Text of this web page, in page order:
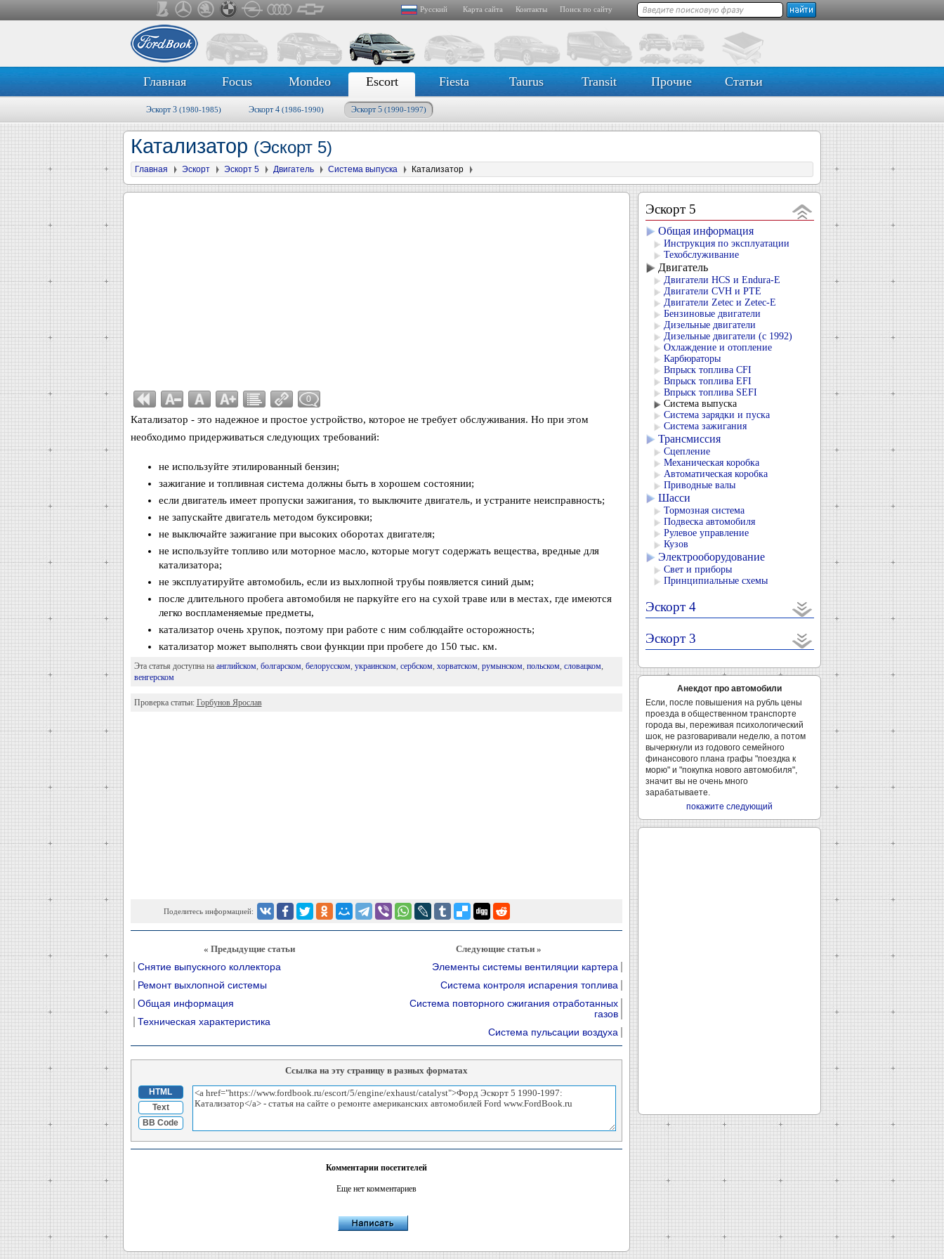
Русский Карта сайта Контакты Поиск по сайту
Главная Focus Mondeo Escort Fiesta Taurus Transit Прочие Статьи
Эскорт 3 (1980-1985) Эскорт 4 (1986-1990) Эскорт 5 (1990-1997)
Катализатор (Эскорт 5)
Главная Эскорт Эскорт 5 Двигатель Система выпуска Катализатор
0
Катализатор - это надежное и простое устройство, которое не требует обслуживания. Но при этом
необходимо придерживаться следующих требований:
не используйте этилированный бензин;
зажигание и топливная система должны быть в хорошем состоянии;
если двигатель имеет пропуски зажигания, то выключите двигатель, и устраните неисправность;
не запускайте двигатель методом буксировки;
не выключайте зажигание при высоких оборотах двигателя;
не используйте топливо или моторное масло, которые могут содержать вещества, вредные для
катализатора;
не эксплуатируйте автомобиль, если из выхлопной трубы появляется синий дым;
после длительного пробега автомобиля не паркуйте его на сухой траве или в местах, где имеются
легко воспламеняемые предметы,
катализатор очень хрупок, поэтому при работе с ним соблюдайте осторожность;
катализатор может выполнять свои функции при пробеге до 150 тыс. км.
Эта статья доступна на английском, болгарском, белорусском, украинском, сербском, хорватском, румынском, польском, словацком,
венгерском
Проверка статьи: Горбунов Ярослав
Поделитесь информацией:
« Предыдущие статьи
Снятие выпускного коллектора
Ремонт выхлопной системы
Общая информация
Техническая характеристика
Следующие статьи »
Элементы системы вентиляции картера
Система контроля испарения топлива
Система повторного сжигания отработанных
газов
Система пульсации воздуха
Ссылка на эту страницу в разных форматах
HTML
Text
BB Code
Комментарии посетителей
Еще нет комментариев
Эскорт 5
Общая информация
Инструкция по эксплуатации
Техобслуживание
Двигатель
Двигатели HCS и Endura-E
Двигатели CVH и РТЕ
Двигатели Zetec и Zetec-E
Бензиновые двигатели
Дизельные двигатели
Дизельные двигатели (с 1992)
Охлаждение и отопление
Карбюраторы
Впрыск топлива CFI
Впрыск топлива EFI
Впрыск топлива SEFI
Система выпуска
Система зарядки и пуска
Система зажигания
Трансмиссия
Сцепление
Механическая коробка
Автоматическая коробка
Приводные валы
Шасси
Тормозная система
Подвеска автомобиля
Рулевое управление
Кузов
Электрооборудование
Свет и приборы
Принципиальные схемы
Эскорт 4
Эскорт 3
Анекдот про автомобили
Если, после повышения на рубль цены
проезда в общественном транспорте
города вы, переживая психологический
шок, не разговаривали неделю, а потом
вычеркнули из годового семейного
финансового плана графы "поездка к
морю" и "покупка нового автомобиля",
значит вы не очень много
зарабатываете.
покажите следующий